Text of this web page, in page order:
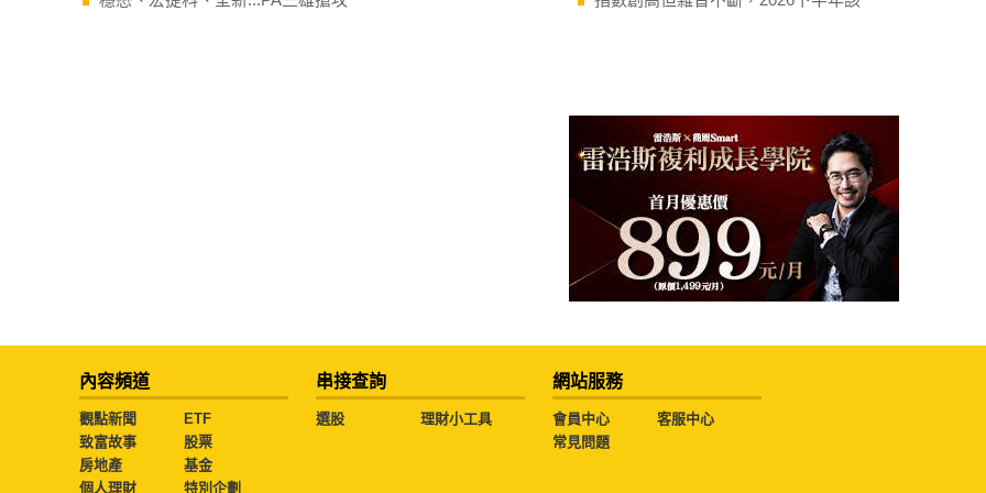
內容頻道
觀點新聞
ETF
致富故事
股票
房地產
基金
個人理財
特別企劃
串接查詢
選股 理財小工具
網站服務
會員中心
客服中心
常見問題